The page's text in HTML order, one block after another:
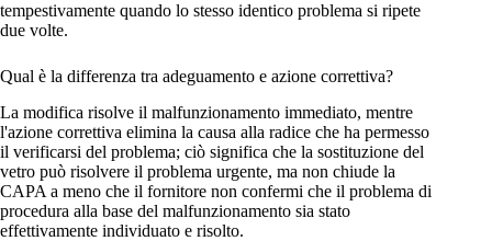
tempestivamente quando lo stesso identico problema si ripete
due volte.
Qual è la differenza tra adeguamento e azione correttiva?
La modifica risolve il malfunzionamento immediato, mentre
l'azione correttiva elimina la causa alla radice che ha permesso
il verificarsi del problema; ciò significa che la sostituzione del
vetro può risolvere il problema urgente, ma non chiude la
CAPA a meno che il fornitore non confermi che il problema di
procedura alla base del malfunzionamento sia stato
effettivamente individuato e risolto.